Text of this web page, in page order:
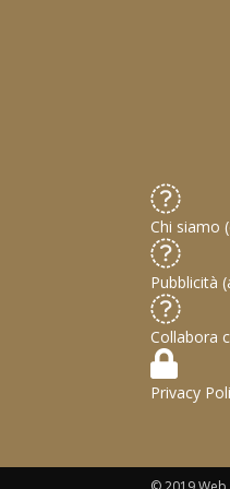
Chi siamo
Pubblicità
Collabora
Privacy